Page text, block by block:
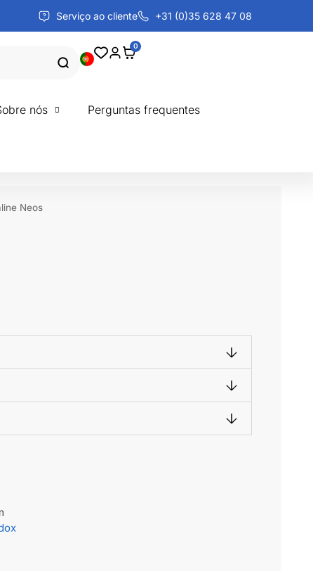
Serviço ao cliente +31 (0)35 628 47 08
0
nós Perguntas frequentes
Neos